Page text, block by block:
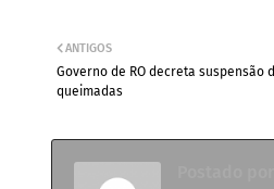
ANTIGOS
Governo de RO decreta suspensão
queimadas